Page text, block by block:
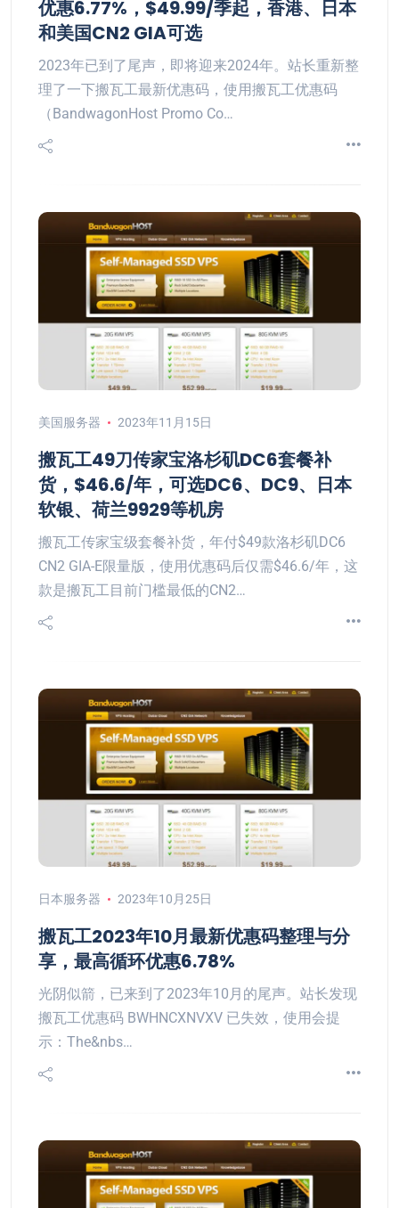
优惠6.77%，$49.99/季起，香港、日本
和美国CN2 GIA可选
2023年已到了尾声，即将迎来2024年。站长重新整
理了一下搬瓦工最新优惠码，使用搬瓦工优惠码
（BandwagonHost Promo Co…
美国服务器 2023年11月15日
搬瓦工49刀传家宝洛杉矶DC6套餐补
货，$46.6/年，可选DC6、DC9、日本
软银、荷兰9929等机房
搬瓦工传家宝级套餐补货，年付$49款洛杉矶DC6
CN2 GIA-E限量版，使用优惠码后仅需$46.6/年，这
款是搬瓦工目前门槛最低的CN2…
日本服务器 2023年10月25日
搬瓦工2023年10月最新优惠码整理与分
享，最高循环优惠6.78%
光阴似箭，已来到了2023年10月的尾声。站长发现
搬瓦工优惠码 BWHNCXNVXV 已失效，使用会提
示：The&nbs…